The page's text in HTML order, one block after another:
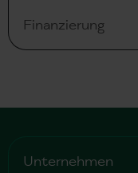
Finanzierung
Unternehmen